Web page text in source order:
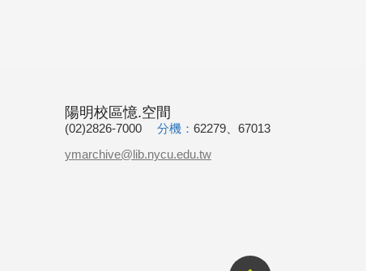
陽明校區憶.空間
(02)2826-7000 分機： 62279、67013
ymarchive@lib.nycu.edu.tw